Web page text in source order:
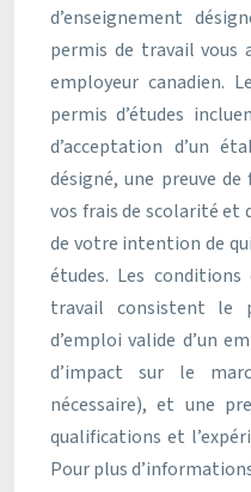
d’enseignement
permis de travail vous
employeur canadien.
permis d’études
d’acceptation d’un
désigné, une preuve
vos frais de scolarité et
de votre intention de
études. Les conditions
travail consistent le
d’emploi valide d’un
d’impact sur le
nécessaire), et une
qualifications et
Pour plus